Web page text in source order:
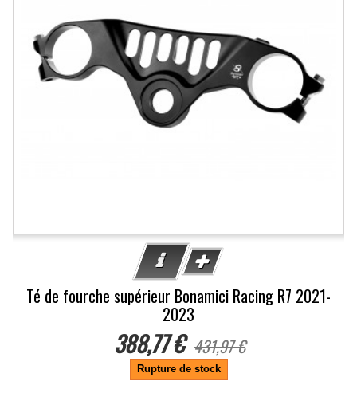
Té de fourche supérieur Bonamici Racing R7 2021-
2023
388,77 € 431,97 €
Rupture de stock